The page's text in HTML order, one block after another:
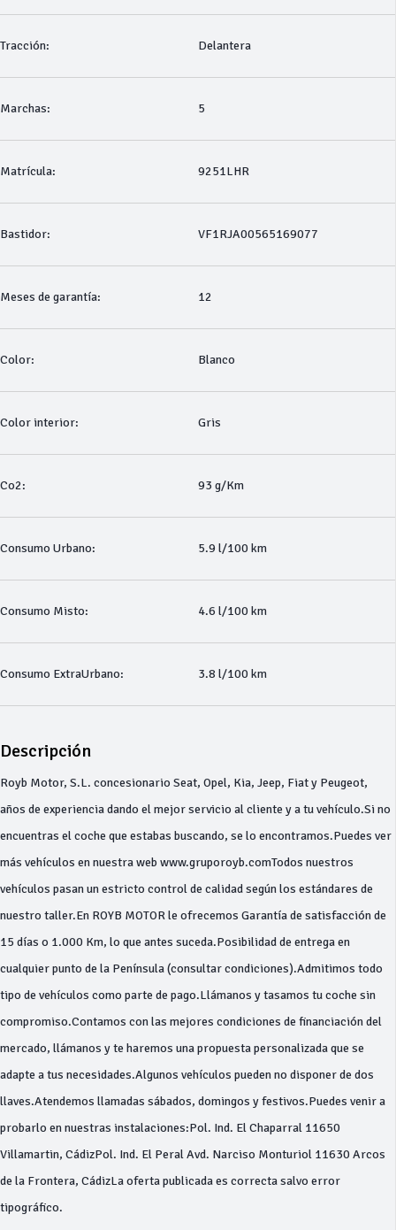
Tracción: Delantera
Marchas: 5
Matrícula: 9251LHR
Bastidor: VF1RJA00565169077
Meses de garantía: 12
Color: Blanco
Color interior: Gris
Co2: 93 g/Km
Consumo Urbano: 5.9 l/100 km
Consumo Misto: 4.6 l/100 km
Consumo ExtraUrbano: 3.8 l/100 km
Descripción
Royb Motor, S.L. concesionario Seat, Opel, Kia, Jeep, Fiat y Peugeot,
años de experiencia dando el mejor servicio al cliente y a tu vehículo.Si no
encuentras el coche que estabas buscando, se lo encontramos.Puedes ver
más vehículos en nuestra web www.gruporoyb.comTodos nuestros
vehículos pasan un estricto control de calidad según los estándares de
nuestro taller.En ROYB MOTOR le ofrecemos Garantía de satisfacción de
15 días o 1.000 Km, lo que antes suceda.Posibilidad de entrega en
cualquier punto de la Península (consultar condiciones).Admitimos todo
tipo de vehículos como parte de pago.Llámanos y tasamos tu coche sin
compromiso.Contamos con las mejores condiciones de financiación del
mercado, llámanos y te haremos una propuesta personalizada que se
adapte a tus necesidades.Algunos vehículos pueden no disponer de dos
llaves.Atendemos llamadas sábados, domingos y festivos.Puedes venir a
probarlo en nuestras instalaciones:Pol. Ind. El Chaparral 11650
Villamartin, CádizPol. Ind. El Peral Avd. Narciso Monturiol 11630 Arcos
de la Frontera, CádizLa oferta publicada es correcta salvo error
tipográfico.